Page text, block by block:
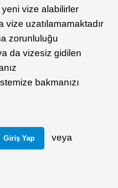
yeni vize alabilirler
uzatılamamaktadır
zorunluluğu
da vizesiz gidilen
bakmanızı
Giriş Yap veya